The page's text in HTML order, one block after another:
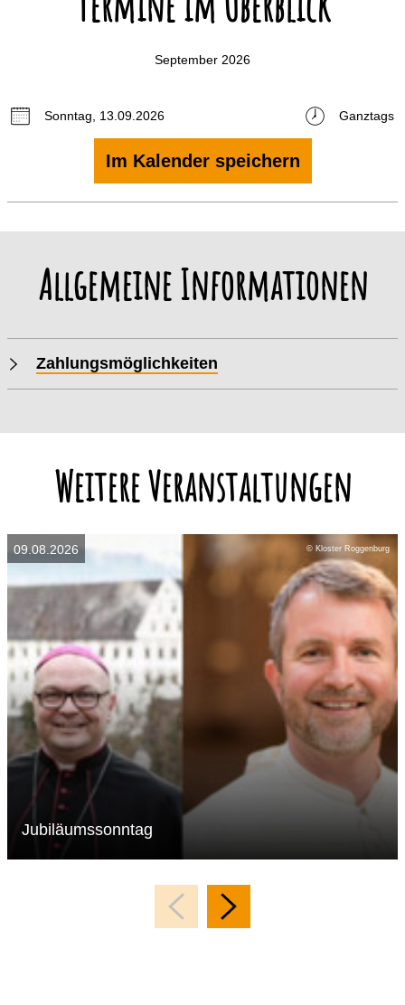
September 2026
Sonntag, 13.09.2026 Ganztags
Im Kalender speichern
Allgemeine Informationen
Zahlungsmöglichkeiten
Weitere Veranstaltungen
09.08.2026 © Kloster Roggenburg
Jubiläumssonntag